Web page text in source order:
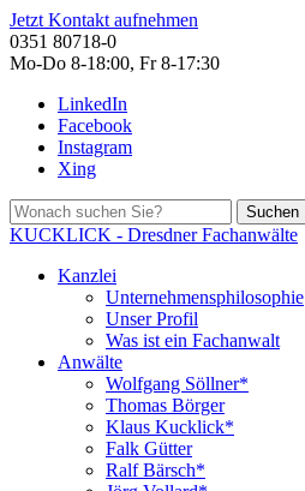
Jetzt Kontakt aufnehmen
0351 80718-0
Mo-Do 8-18:00, Fr 8-17:30
LinkedIn
Facebook
Instagram
Xing
Suchen
KUCKLICK - Dresdner Fachanwälte
Kanzlei
Unternehmensphilosophie
Unser Profil
Was ist ein Fachanwalt
Anwälte
Wolfgang Söllner*
Thomas Börger
Klaus Kucklick*
Falk Gütter
Ralf Bärsch*